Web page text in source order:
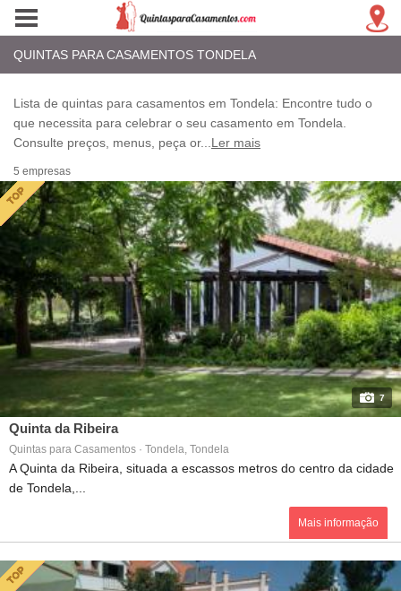
QUINTAS PARA CASAMENTOS TONDELA
Lista de quintas para casamentos em Tondela: Encontre tudo o
que necessita para celebrar o seu casamento em Tondela.
Consulte preços, menus, peça or... Ler mais
5 empresas
7
Quinta da Ribeira
Quintas para Casamentos · Tondela, Tondela
A Quinta da Ribeira, situada a escassos metros do centro da cidade
de Tondela,...
Mais informação